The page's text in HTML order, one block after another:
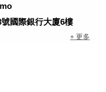
國際銀行大廈6樓
+ 更多